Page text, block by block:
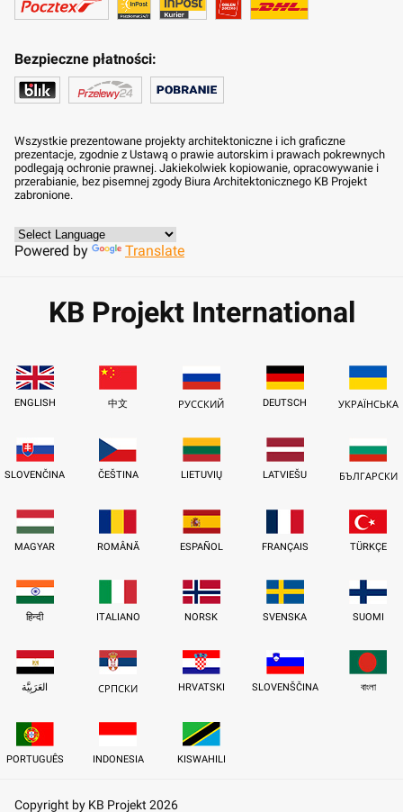
Bezpieczne płatności:
Wszystkie prezentowane projekty architektoniczne i ich graficzne
prezentacje, zgodnie z Ustawą o prawie autorskim i prawach pokrewnych
podlegają ochronie prawnej. Jakiekolwiek kopiowanie, opracowywanie i
przerabianie, bez pisemnej zgody Biura Architektonicznego KB Projekt
zabronione.
Powered by Translate
KB Projekt International
ENGLISH 中文 РУССКИЙ DEUTSCH УКРАЇНСЬКА
SLOVENČINA ČEŠTINA LIETUVIŲ LATVIEŠU БЪЛГАРСКИ
MAGYAR ROMÂNĂ ESPAÑOL FRANÇAIS TÜRKÇE
हिन्दी ITALIANO NORSK SVENSKA SUOMI
العَرَبِيَّة СРПСКИ HRVATSKI SLOVENŠČINA বাংলা
PORTUGUÊS INDONESIA KISWAHILI
Copyright by KB Projekt 2026